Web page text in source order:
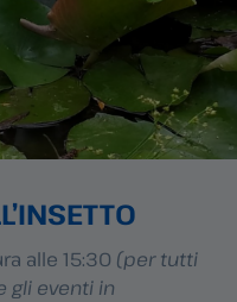
alle 15:30 (per tutti
gli eventi in